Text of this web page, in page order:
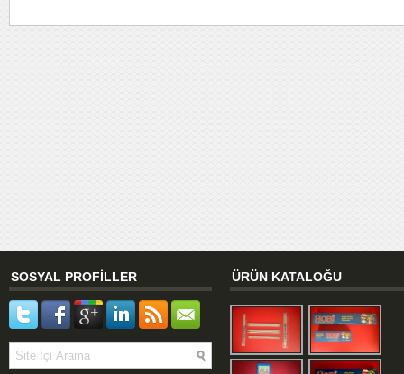
SOSYAL PROFİLLER ÜRÜN KATALOĞU